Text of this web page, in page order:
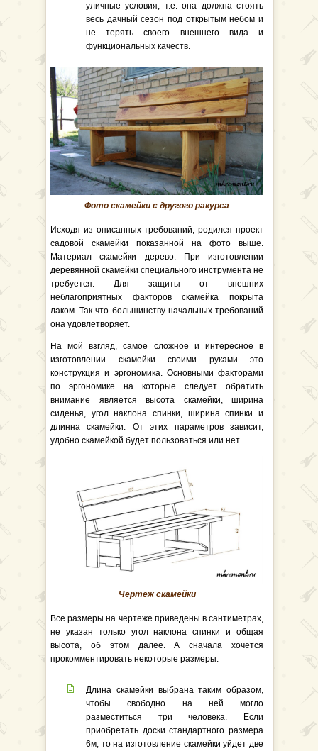
уличные условия, т.е. она должна стоять
весь дачный сезон под открытым небом и
не терять своего внешнего вида и
функциональных качеств.
Фото скамейки с другого ракурса
Исходя из описанных требований, родился проект
садовой скамейки показанной на фото выше.
Материал скамейки дерево. При изготовлении
деревянной скамейки специального инструмента не
требуется. Для защиты от внешних
неблагоприятных факторов скамейка покрыта
лаком. Так что большинству начальных требований
она удовлетворяет.
На мой взгляд, самое сложное и интересное в
изготовлении скамейки своими руками это
конструкция и эргономика. Основными факторами
по эргономике на которые следует обратить
внимание является высота скамейки, ширина
сиденья, угол наклона спинки, ширина спинки и
длинна скамейки. От этих параметров зависит,
удобно скамейкой будет пользоваться или нет.
Чертеж скамейки
Все размеры на чертеже приведены в сантиметрах,
не указан только угол наклона спинки и общая
высота, об этом далее. А сначала хочется
прокомментировать некоторые размеры.
Длина скамейки выбрана таким образом,
чтобы свободно на ней могло
разместиться три человека. Если
приобретать доски стандартного размера
6м, то на изготовление скамейки уйдет две